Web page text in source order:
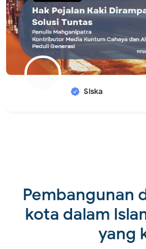
Siska
Pembangunan
kota dalam
yang